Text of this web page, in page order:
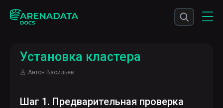
Установка кластера
Антон Васильев
Шаг 1. Предварительная проверка